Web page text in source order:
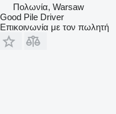
Πολωνία, Warsaw
Good Pile Driver
Επικοινωνία με τον πωλητή